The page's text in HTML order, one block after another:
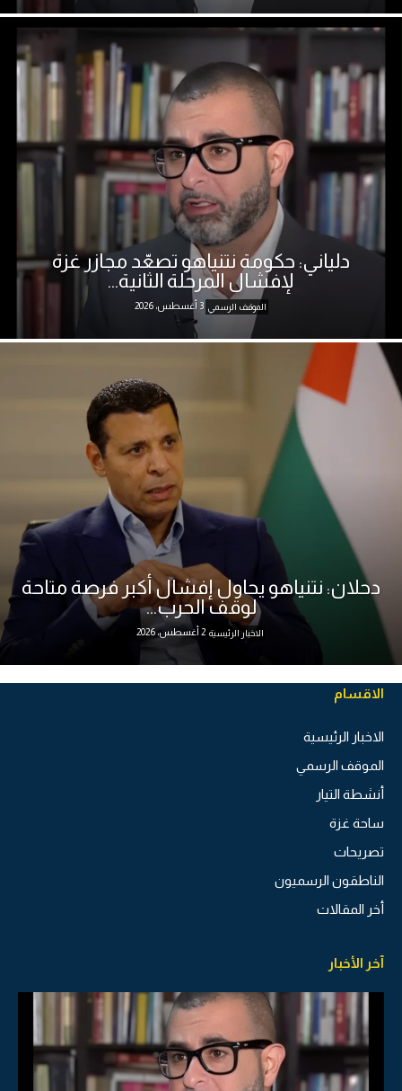
دلياني: حكومة نتنياهو تصعّد مجازر غزة
لإفشال المرحلة الثانية...
الموقف الرسمي 3 أغسطس، 2026
دحلان: نتنياهو يحاول إفشال أكبر فرصة متاحة
لوقف الحرب...
الاخبار الرئيسية 2 أغسطس، 2026
الاقسام
الاخبار الرئيسية
الموقف الرسمي
أنشطة التيار
ساحة غزة
تصريحات
الناطقون الرسميون
أخر المقالات
آخر الأخبار